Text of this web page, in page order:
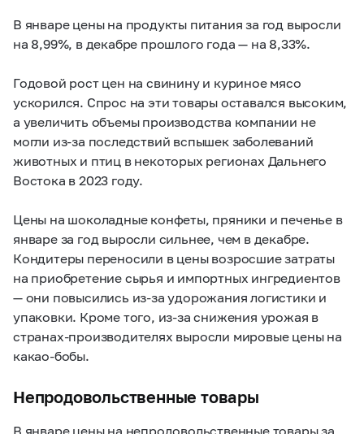
В январе цены на продукты питания за год выросли
на 8,99%, в декабре прошлого года — на 8,33%.
Годовой рост цен на свинину и куриное мясо
ускорился. Спрос на эти товары оставался высоким,
а увеличить объемы производства компании не
могли из-за последствий вспышек заболеваний
животных и птиц в некоторых регионах Дальнего
Востока в 2023 году.
Цены на шоколадные конфеты, пряники и печенье в
январе за год выросли сильнее, чем в декабре.
Кондитеры переносили в цены возросшие затраты
на приобретение сырья и импортных ингредиентов
— они повысились из-за удорожания логистики и
упаковки. Кроме того, из-за снижения урожая в
странах-производителях выросли мировые цены на
какао-бобы.
Непродовольственные товары
В январе цены на непродовольственные товары за